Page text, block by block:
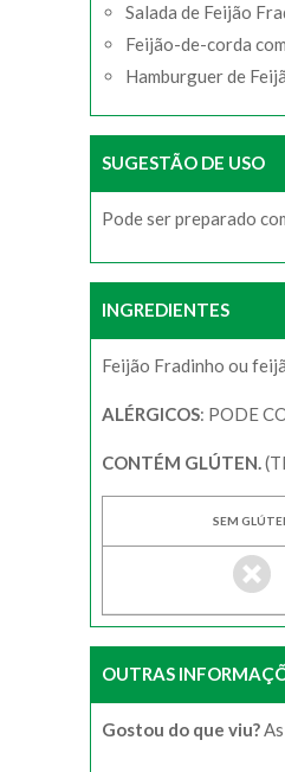
Salada de Feijão
Feijão-de-corda
Hamburguer de
SUGESTÃO DE USO
Pode ser preparado
INGREDIENTES
Feijão Fradinho ou
ALÉRGICOS: PODE
CONTÉM GLÚTEN.
SEM
OUTRAS
Gostou do que viu?